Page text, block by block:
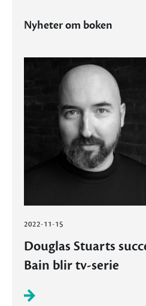
Nyheter om boken
2022-11-15
Douglas Stuarts
Bain blir tv-serie